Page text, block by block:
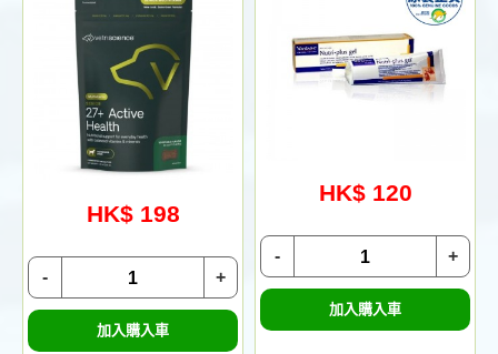
HK$ 198
+
-
加入購入車
HK$ 120
+
-
加入購入車